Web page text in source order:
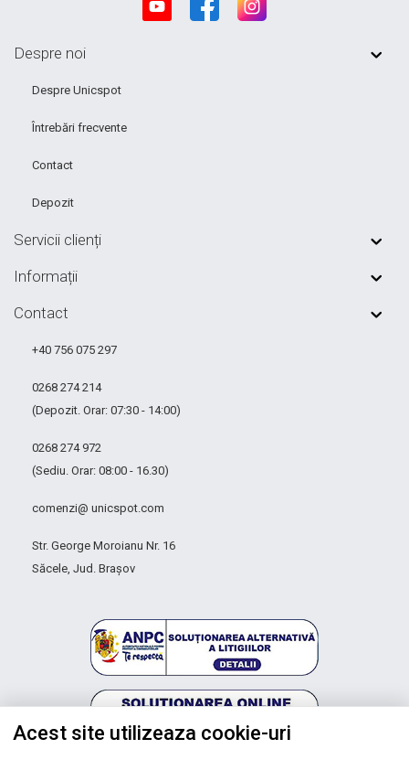
Despre noi
Despre Unicspot
Întrebări frecvente
Contact
Depozit
Servicii clienți
Informații
Contact
+40 756 075 297
0268 274 214
(Depozit. Orar: 07:30 - 14:00)
0268 274 972
(Sediu. Orar: 08:00 - 16.30)
comenzi@ unicspot.com
Str. George Moroianu Nr. 16
Săcele, Jud. Brașov
Acest site utilizeaza cookie-uri